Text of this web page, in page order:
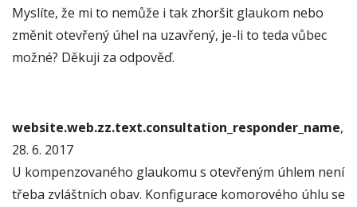
Myslíte, že mi to nemůže i tak zhoršit glaukom nebo
změnit otevřený úhel na uzavřený, je-li to teda vůbec
možné? Děkuji za odpověď.
website.web.zz.text.consultation_responder_name,
28. 6. 2017
U kompenzovaného glaukomu s otevřeným úhlem není
třeba zvláštních obav. Konfigurace komorového úhlu se